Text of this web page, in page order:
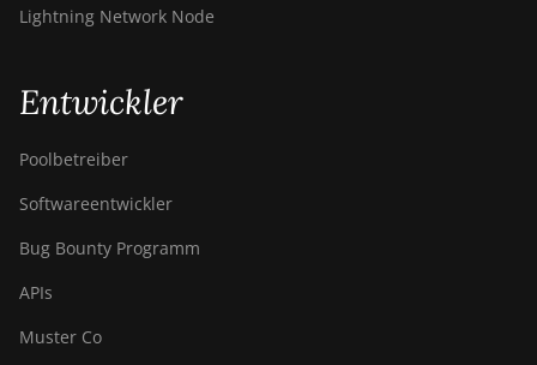
Lightning Network Node
Entwickler
Poolbetreiber
Softwareentwickler
Bug Bounty Programm
APIs
Muster Co